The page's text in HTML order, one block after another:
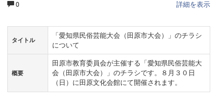
0 詳細を表示
タイトル
「愛知県民俗芸能大会（田原市大会）」のチラシ
について
概要
田原市教育委員会が主催する「愛知県民俗芸能大
会（田原市大会）」のチラシです。８月３０日
（日）に田原文化会館にて開催されます。